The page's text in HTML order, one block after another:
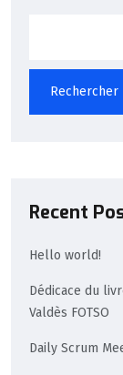
Rechercher
Recent
Hello world!
Dédicace du
Valdès FOTSO
Daily Scrum